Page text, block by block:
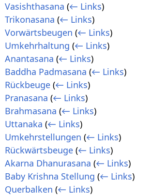
Vasishthasana (← Links)
Trikonasana (← Links)
Vorwärtsbeugen (← Links)
Umkehrhaltung (← Links)
Anantasana (← Links)
Baddha Padmasana (← Links)
Rückbeuge (← Links)
Pranasana (← Links)
Brahmasana (← Links)
Uttanaka (← Links)
Umkehrstellungen (← Links)
Rückwärtsbeuge (← Links)
Akarna Dhanurasana (← Links)
Baby Krishna Stellung (← Links)
Querbalken (← Links)